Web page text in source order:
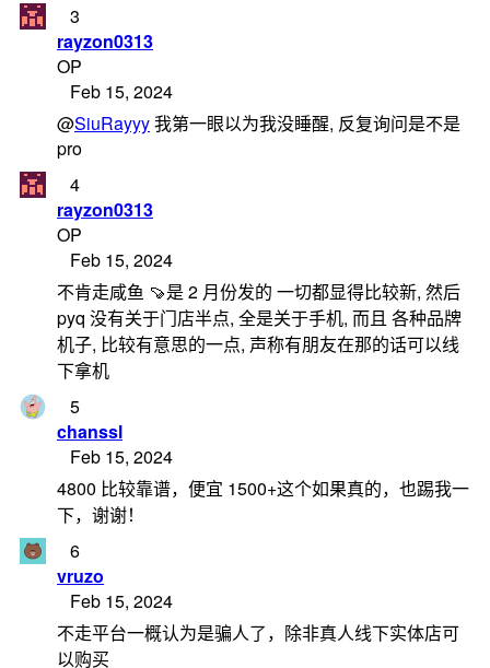
3
rayzon0313
OP
Feb 15, 2024
@SiuRayyy我第一眼以为我没睡醒, 反复询问是不是
pro
4
rayzon0313
OP
Feb 15, 2024
不肯走咸鱼 🍠是 2 月份发的 一切都显得比较新, 然后
pyq 没有关于门店半点, 全是关于手机, 而且 各种品牌
机子, 比较有意思的一点, 声称有朋友在那的话可以线
下拿机
5
chanssl
Feb 15, 2024
4800 比较靠谱，便宜 1500+这个如果真的，也踢我一
下，谢谢！
6
vruzo
Feb 15, 2024
不走平台一概认为是骗人了，除非真人线下实体店可
以购买